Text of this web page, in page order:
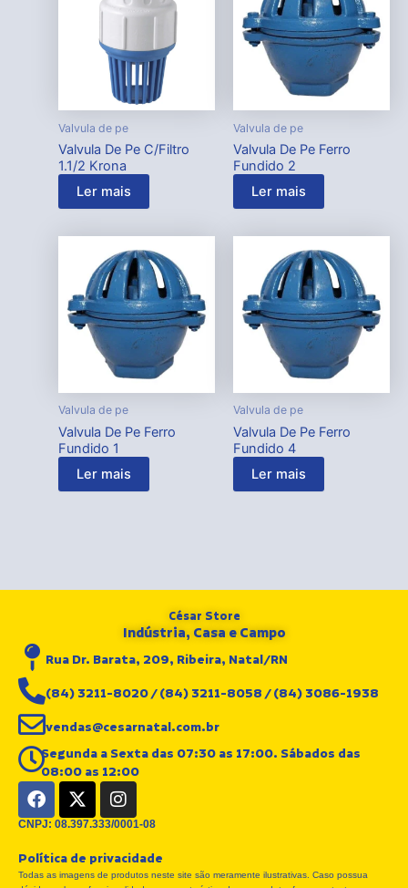
Valvula de pe
Valvula De Pe C/Filtro
1.1/2 Krona
Ler mais
Valvula de pe
Valvula De Pe Ferro
Fundido 2
Ler mais
Valvula de pe
Valvula De Pe Ferro
Fundido 1
Ler mais
Valvula de pe
Valvula De Pe Ferro
Fundido 4
Ler mais
César Store
Indústria, Casa e Campo
Rua Dr. Barata, 209, Ribeira, Natal/RN
(84) 3211-8020 / (84) 3211-8058 / (84) 3086-1938
vendas@cesarnatal.com.br
Segunda a Sexta das 07:30 as 17:00. Sábados das
08:00 as 12:00
F
a
c
b
o
X
-
t
i
t
I
n
s
a
g
CNPJ: 08.397.333/0001-08
Política de privacidade
Todas as imagens de produtos neste site são meramente ilustrativas. Caso possua